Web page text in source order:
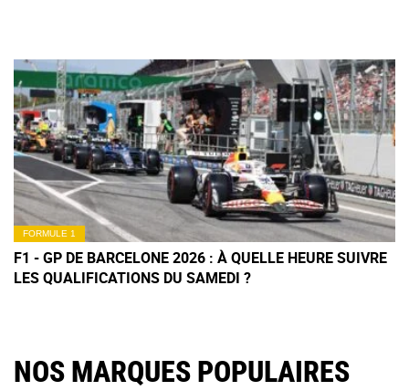
FORMULE 1
F1 - GP DE BARCELONE 2026 : À QUELLE HEURE SUIVRE
LES QUALIFICATIONS DU SAMEDI ?
NOS MARQUES POPULAIRES